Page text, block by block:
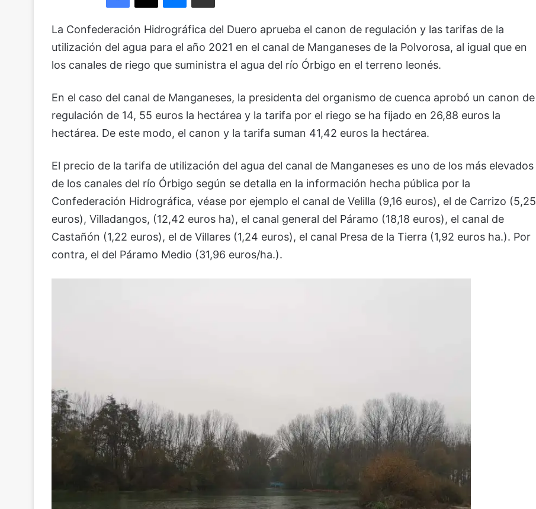
La Confederación Hidrográfica del Duero aprueba el canon de regulación y las tarifas de la
utilización del agua para el año 2021 en el canal de Manganeses de la Polvorosa, al igual que en
los canales de riego que suministra el agua del río Órbigo en el terreno leonés.
En el caso del canal de Manganeses, la presidenta del organismo de cuenca aprobó un canon de
regulación de 14, 55 euros la hectárea y la tarifa por el riego se ha fijado en 26,88 euros la
hectárea. De este modo, el canon y la tarifa suman 41,42 euros la hectárea.
El precio de la tarifa de utilización del agua del canal de Manganeses es uno de los más elevados
de los canales del río Órbigo según se detalla en la información hecha pública por la
Confederación Hidrográfica, véase por ejemplo el canal de Velilla (9,16 euros), el de Carrizo (5,25
euros), Villadangos, (12,42 euros ha), el canal general del Páramo (18,18 euros), el canal de
Castañón (1,22 euros), el de Villares (1,24 euros), el canal Presa de la Tierra (1,92 euros ha.). Por
contra, el del Páramo Medio (31,96 euros/ha.).